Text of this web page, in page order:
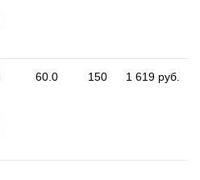
60.0 150 1 619 руб.